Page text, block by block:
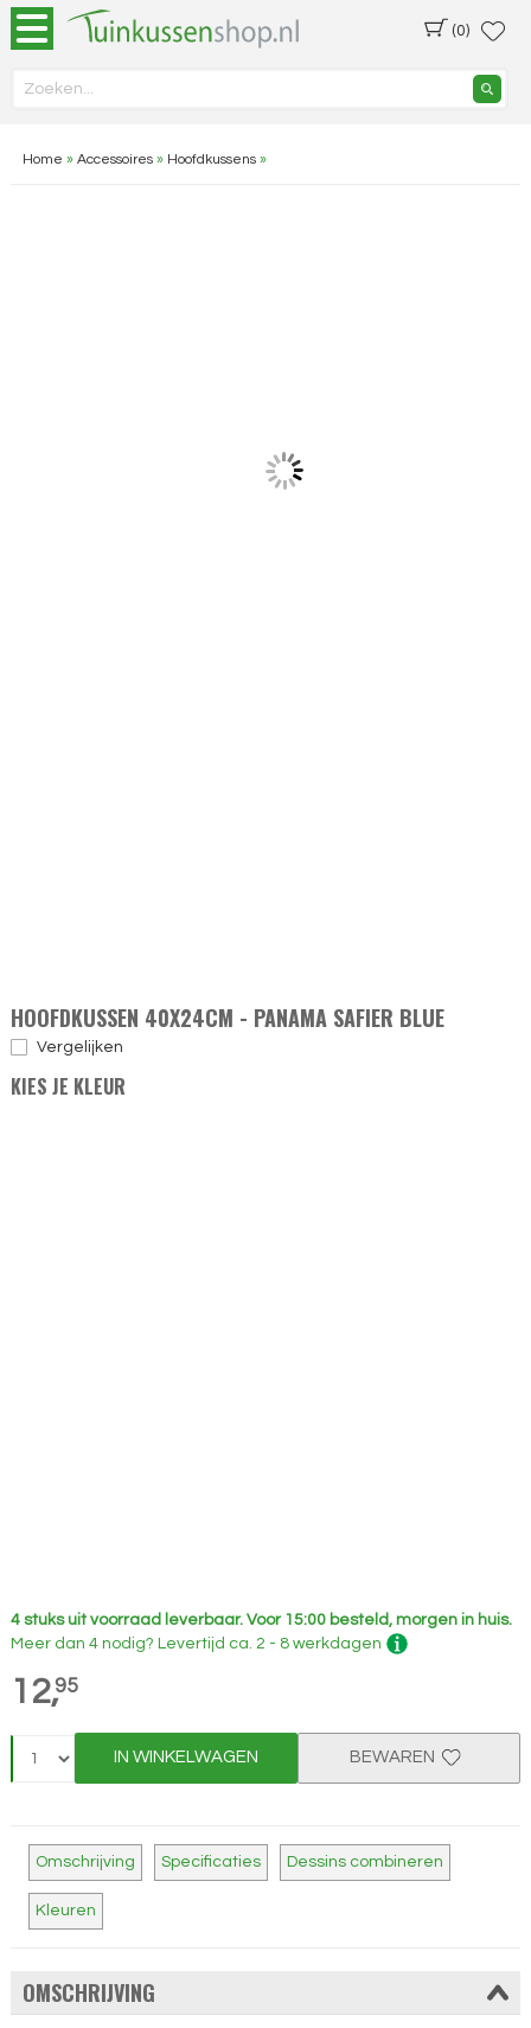
(0)
Home » Accessoires» Hoofdkussens»
HOOFDKUSSEN 40X24CM - PANAMA SAFIER BLUE
Vergelijken
KIES JE KLEUR
4 stuks uit voorraad leverbaar. Voor 15:00 besteld, morgen in huis.
Meer dan 4 nodig? Levertijd ca. 2 - 8 werkdagen
12,95
IN WINKELWAGEN BEWAREN
Omschrijving Specificaties Dessins combineren
Kleuren
OMSCHRIJVING